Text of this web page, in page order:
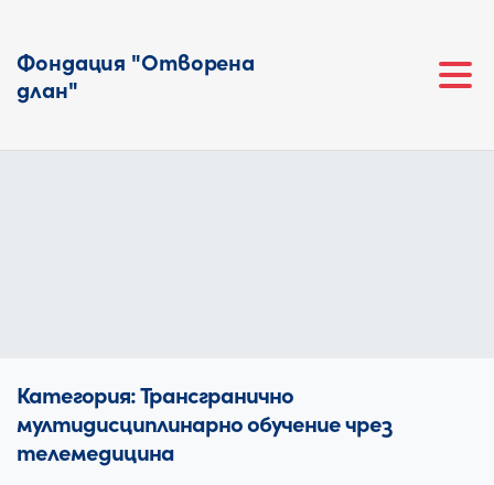
Фондация "Отворена
длан"
Категория:Трансгранично
мултидисциплинарно обучение чрез
телемедицина